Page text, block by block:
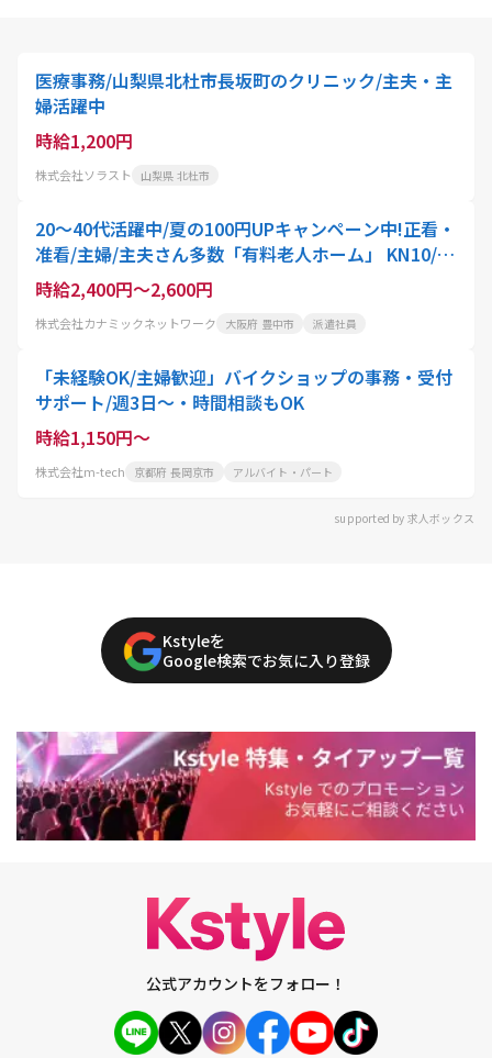
医療事務/山梨県北杜市長坂町のクリニック/主夫・主
婦活躍中
時給1,200円
株式会社ソラスト 山梨県 北杜市
20～40代活躍中/夏の100円UPキャンペーン中!正看・
准看/主婦/主夫さん多数「有料老人ホーム」 KN10/庄
内駅エリアの有料老人ホームで健康管理・服薬管理
週2日以上OK 資格を活かせる 最短3日でお仕事開始
日勤のみ/短期OK
時給2,400円～2,600円
株式会社カナミックネットワーク 大阪府 豊中市 派遣社員
「未経験OK/主婦歓迎」バイクショップの事務・受付
サポート/週3日～・時間相談もOK
時給1,150円～
株式会社m-tech 京都府 長岡京市 アルバイト・パート
supported by 求人ボックス
Kstyleを
Google検索でお気に入り登録
公式アカウントをフォロー！